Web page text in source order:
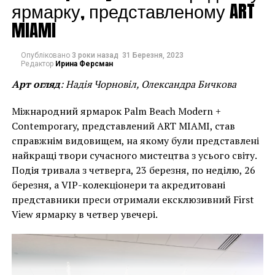
королевы Софии, Королевской академии художеств
и на других площадках.
Кстати, в этом году премией за
коллекционирование, которую выделил фонд ARCO,
будет награжден крупный бизнесмен, меценат и
основал в Буэнос-Айресе (MALBA) Музей
латиноамериканского искусства. Примерно 150
работ из огромного собрания коллекционера будут
выставлены в Королевской академии искусств.
ярмарку, представленому ART
MIAMI
Опубліковано 3 роки назад 31 Березня, 2023
Редактор Ирина Ферсман
Арт огляд: Надія Чорновіл, Олександра Бичкова
Міжнародний ярмарок Palm Beach Modern +
Contemporary, представлений ART MIAMI, став
справжнім видовищем, на якому були представлені
найкращі твори сучасного мистецтва з усього світу.
Подія тривала з четверга, 23 березня, по неділю, 26
березня, а VIP-колекціонери та акредитовані
представники преси отримали ексклюзивний First
View ярмарку в четвер увечері.